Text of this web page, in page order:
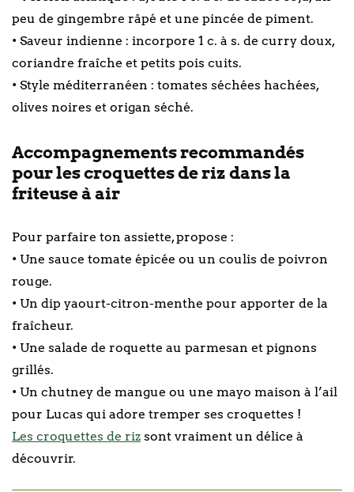
peu de gingembre râpé et une pincée de piment.
• Saveur indienne : incorpore 1 c. à s. de curry doux,
coriandre fraîche et petits pois cuits.
• Style méditerranéen : tomates séchées hachées,
olives noires et origan séché.
Accompagnements recommandés
pour les croquettes de riz dans la
friteuse à air
Pour parfaire ton assiette, propose :
• Une sauce tomate épicée ou un coulis de poivron
rouge.
• Un dip yaourt-citron-menthe pour apporter de la
fraîcheur.
• Une salade de roquette au parmesan et pignons
grillés.
• Un chutney de mangue ou une mayo maison à l’ail
pour Lucas qui adore tremper ses croquettes !
Les croquettes de riz sont vraiment un délice à
découvrir.